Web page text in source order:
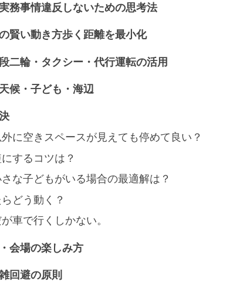
務事情違反しないための思考法
賢い動き方歩く距離を最小化
二輪・タクシー・代行運転の活用
候・子ども・海辺
に空きスペースが見えても停めて良い？
するコツは？
な子どもがいる場合の最適解は？
どう動く？
車で行くしかない。
会場の楽しみ方
回避の原則